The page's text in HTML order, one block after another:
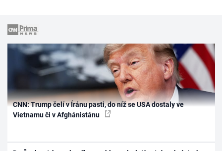
CNN: Trump čelí v Íránu pasti, do níž se USA dostaly ve
Vietnamu či v Afghánistánu